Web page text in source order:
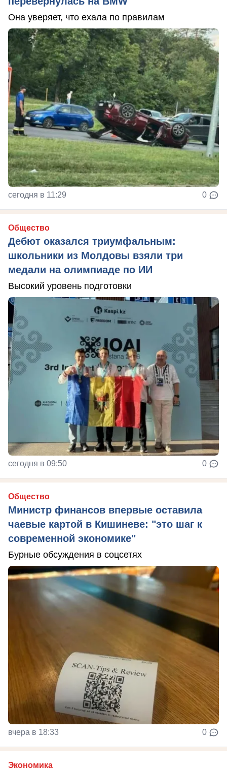
Она уверяет, что ехала по правилам
сегодня в 11:29 0
Общество
Дебют оказался триумфальным:
школьники из Молдовы взяли три
медали на олимпиаде по ИИ
Высокий уровень подготовки
сегодня в 09:50 0
Общество
Министр финансов впервые оставила
чаевые картой в Кишиневе: "это шаг к
современной экономике"
Бурные обсуждения в соцсетях
вчера в 18:33 0
Экономика